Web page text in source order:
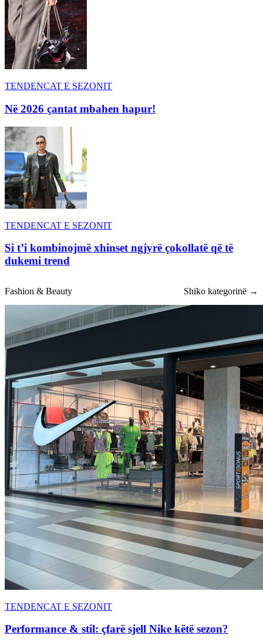
TENDENCAT E SEZONIT
Në 2026 çantat mbahen hapur!
TENDENCAT E SEZONIT
Si t’i kombinojmë xhinset ngjyrë çokollatë që të
dukemi trend
Fashion & Beauty Shiko kategorinë →
TENDENCAT E SEZONIT
Performance & stil: çfarë sjell Nike këtë sezon?